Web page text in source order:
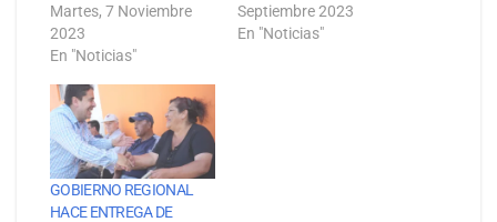
Martes, 7 Noviembre
2023
En "Noticias"
Septiembre 2023
En "Noticias"
GOBIERNO REGIONAL
HACE ENTREGA DE